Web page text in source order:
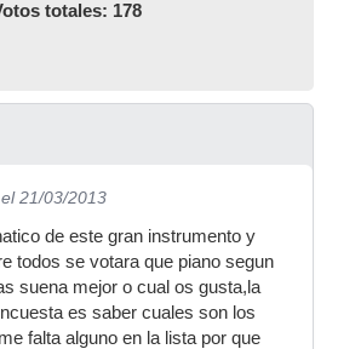
totales: 178
el 21/03/2013
de este gran instrumento y
todos se votara que piano segun
suena mejor o cual os gusta,la
es saber cuales son los
falta alguno en la lista por que